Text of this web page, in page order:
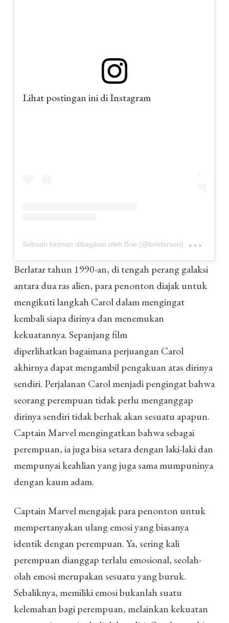
Lihat postingan ini di Instagram
Sebuah kiriman dibagikan oleh Brie (@brielarson)
Berlatar tahun 1990-an, di tengah perang galaksi
antara dua ras alien, para penonton diajak untuk
mengikuti langkah Carol dalam mengingat
kembali siapa dirinya dan menemukan
kekuatannya. Sepanjang film
diperlihatkan bagaimana perjuangan Carol
akhirnya dapat mengambil pengakuan atas dirinya
sendiri. Perjalanan Carol menjadi pengingat bahwa
seorang perempuan tidak perlu menganggap
dirinya sendiri tidak berhak akan sesuatu apapun.
Captain Marvel mengingatkan bahwa sebagai
perempuan, ia juga bisa setara dengan laki-laki dan
mempunyai keahlian yang juga sama mumpuninya
dengan kaum adam.
Captain Marvel mengajak para penonton untuk
mempertanyakan ulang emosi yang biasanya
identik dengan perempuan. Ya, sering kali
perempuan dianggap terlalu emosional, seolah-
olah emosi merupakan sesuatu yang buruk.
Sebaliknya, memiliki emosi bukanlah suatu
kelemahan bagi perempuan, melainkan kekuatan